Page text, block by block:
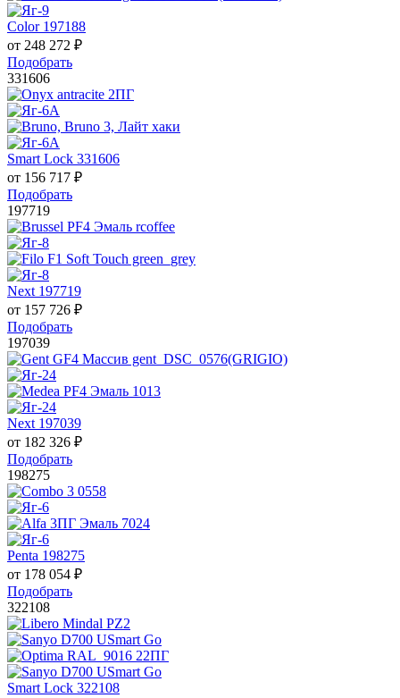
Color 197188
от 248 272 ₽
Подобрать
331606
Smart Lock 331606
от 156 717 ₽
Подобрать
197719
Next 197719
от 157 726 ₽
Подобрать
197039
Next 197039
от 182 326 ₽
Подобрать
198275
Penta 198275
от 178 054 ₽
Подобрать
322108
Smart Lock 322108